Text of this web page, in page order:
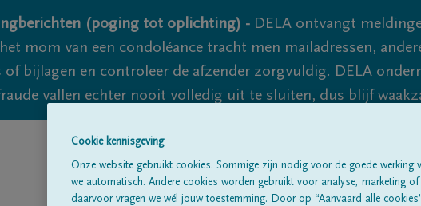
(poging tot oplichting) - DELA ontvangt
mom van een condoléance tracht men mailadressen,
bijlagen en controleer de afzender zorgvuldig. DELA
vallen echter nooit volledig uit te sluiten, dus blijf
Alle rouwberichten
Cookie kennisgeving
Onze website gebruikt cookies. Sommige zijn nodig voor de goede werking
we automatisch. Andere cookies worden gebruikt voor analyse, marketing of
daarvoor vragen we wél jouw toestemming. Door op “Aanvaard alle